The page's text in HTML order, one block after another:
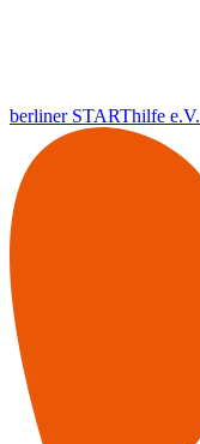
berliner STARThilfe e.V.